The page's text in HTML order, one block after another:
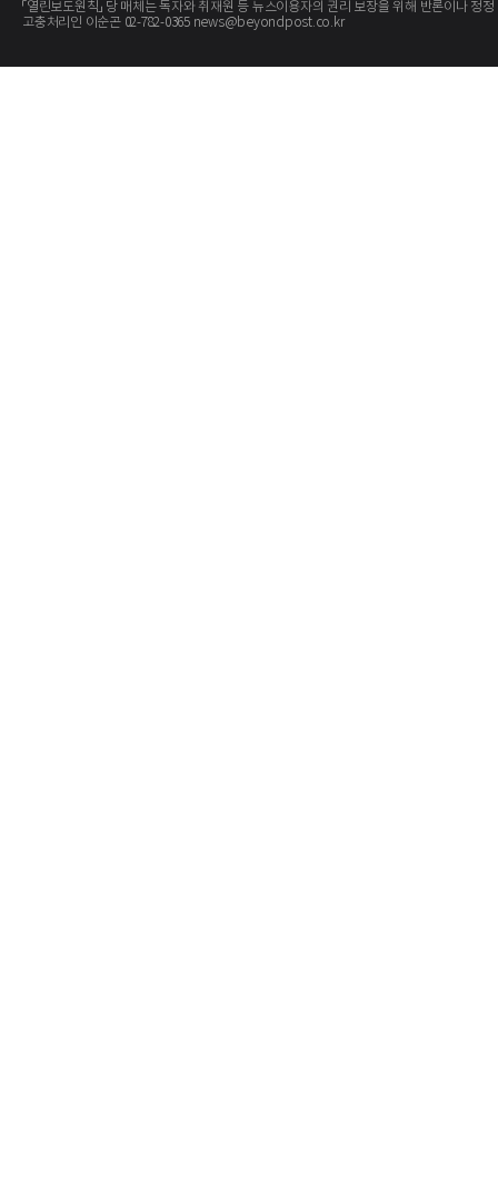
「열린보도원칙」 당 매체는 독자와 취재원 등 뉴스이용자의 권리 보장을 위해 반론이나
고충처리인 이순곤 02-782-0365 news@beyondpost.co.kr